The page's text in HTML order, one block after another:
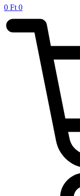
0 Ft 0